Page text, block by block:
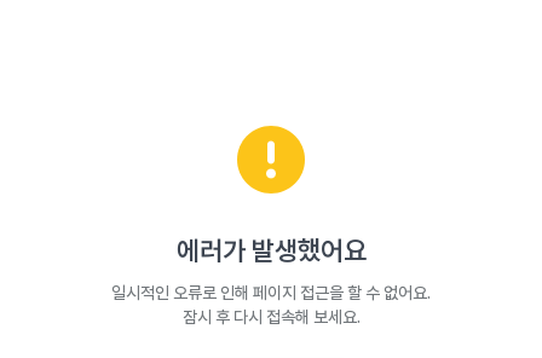
에러가 발생했어요
일시적인 오류로 인해 페이지 접근을 할 수 없어요.
잠시 후 다시 접속해 보세요.